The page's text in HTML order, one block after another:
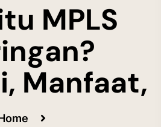
MPLS
Manfaat,